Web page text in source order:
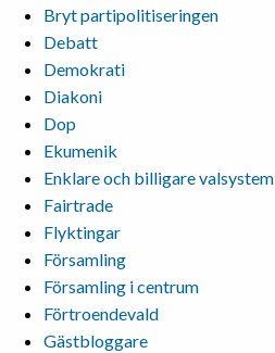
Bryt partipolitiseringen
Debatt
Demokrati
Diakoni
Dop
Ekumenik
Enklare och billigare valsystem
Fairtrade
Flyktingar
Församling
Församling i centrum
Förtroendevald
Gästbloggare